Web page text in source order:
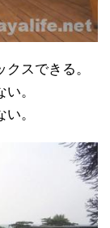
スできる。
。
。